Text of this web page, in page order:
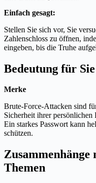
Einfach gesagt:
Stellen Sie sich vor, Sie
Zahlenschloss zu öffnen,
eingeben, bis die Truhe
Bedeutung für
Merke
Brute-Force-Attacken sind
Sicherheit ihrer
Ein starkes Passwort kann
schützen.
Themen